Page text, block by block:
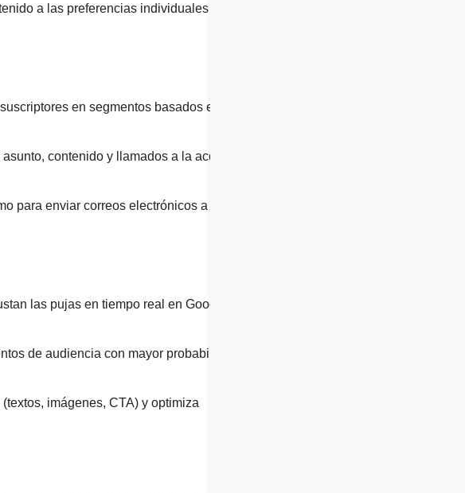
a las preferencias individuales del
en segmentos basados en su
contenido y llamados a la acción
para enviar correos electrónicos a cada
las pujas en tiempo real en Google
de audiencia con mayor probabilidad
imágenes, CTA) y optimiza